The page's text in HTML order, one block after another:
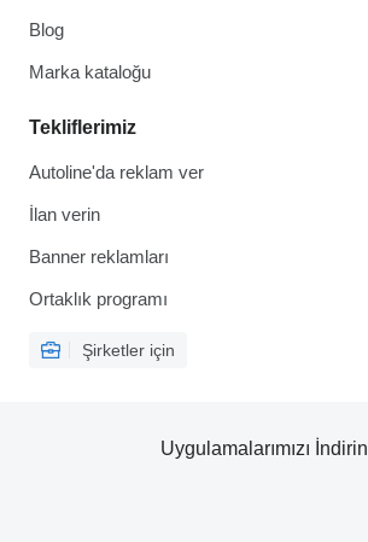
Blog
Marka kataloğu
Tekliflerimiz
Autoline'da reklam ver
İlan verin
Banner reklamları
Ortaklık programı
Şirketler için
Uygulamalarımızı İndirin